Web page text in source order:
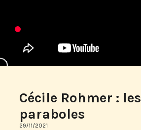
Cécile Rohmer : les
paraboles
29/11/2021